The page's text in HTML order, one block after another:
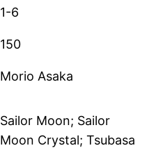
1-6
150
Morio Asaka
Sailor Moon; Sailor
Moon Crystal; Tsubasa